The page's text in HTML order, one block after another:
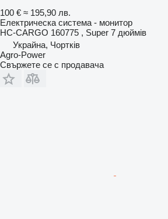
100 € ≈ 195,90 лв.
Електрическа система - монитор
HC-CARGO 160775 , Super 7 дюймів
Украйна, Чортків
Agro-Power
Свържете се с продавача